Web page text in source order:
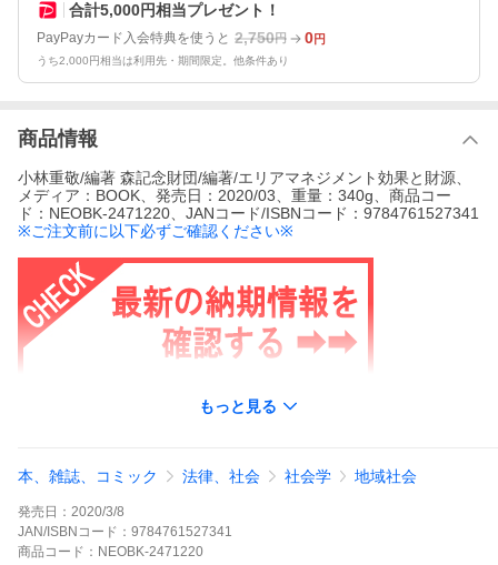
合計5,000円相当プレゼント！
PayPayカード入会特典を使うと 2,750円 0円
うち2,000円相当は利用先・期間限定。他条件あり
商品情報
小林重敬/編著 森記念財団/編著/エリアマネジメント効果と財源、
メディア：BOOK、発売日：2020/03、重量：340g、商品コー
ド：NEOBK-2471220、JANコード/ISBNコード：9784761527341
※ご注文前に以下必ずご確認ください※
関連人物・出版社
発売日
2020/03
商品説明
もっと見る
本、雑誌、コミック 法律、社会 社会学 地域社会
発売日： 2020/3/8
JAN/ISBNコード： 9784761527341
商品 コード： NEOBK-2471220